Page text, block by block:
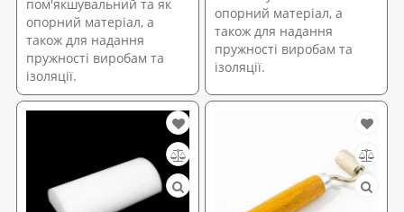
пом'якшувальний та як
опорний матеріал, а
також для надання
пружності виробам та
ізоляції.
опорний матеріал, а
також для надання
пружності виробам та
ізоляції.